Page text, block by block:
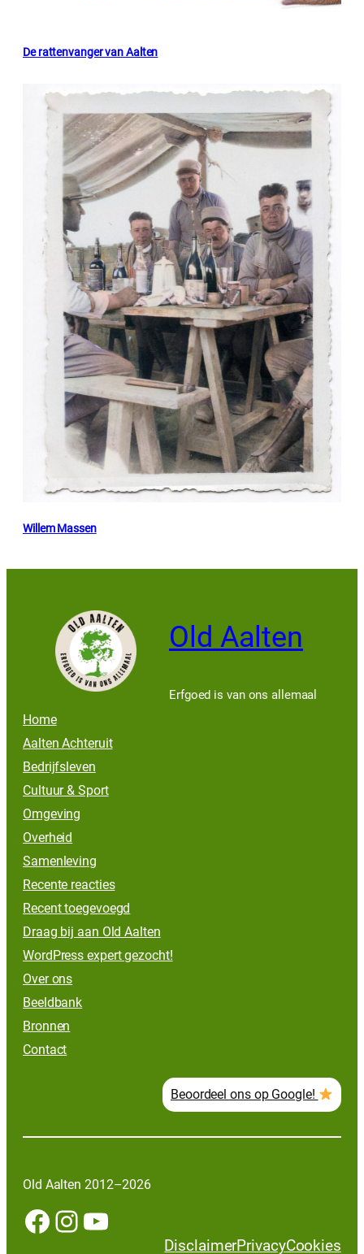
De rattenvanger van Aalten
Willem Massen
Old Aalten
Erfgoed is van ons allemaal
Home
Aalten Achteruit
Bedrijfsleven
Cultuur & Sport
Omgeving
Overheid
Samenleving
Recente reacties
Recent toegevoegd
Draag bij aan Old Aalten
WordPress expert gezocht!
Over ons
Beeldbank
Bronnen
Contact
Beoordeel ons op Google!
Old Aalten 2012–2026
Facebook InstagramYouTube
DisclaimerPrivacyCookies